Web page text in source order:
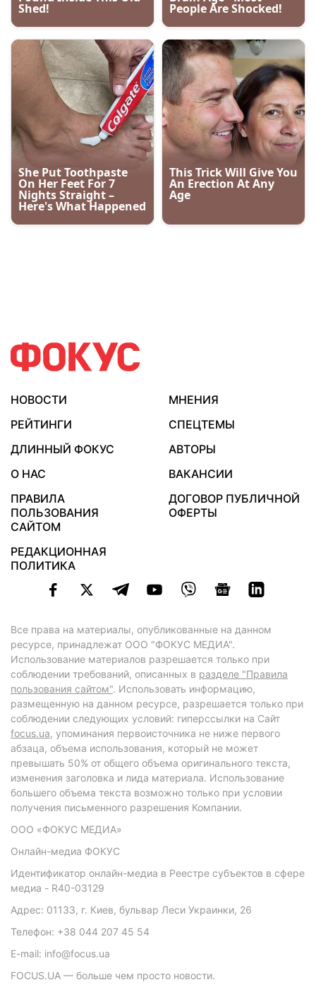
НОВОСТИ
МНЕНИЯ
РЕЙТИНГИ
СПЕЦТЕМЫ
ДЛИННЫЙ ФОКУС
АВТОРЫ
О НАС
ВАКАНСИИ
ПРАВИЛА
ПОЛЬЗОВАНИЯ
САЙТОМ
ДОГОВОР ПУБЛИЧНОЙ
ОФЕРТЫ
РЕДАКЦИОННАЯ
ПОЛИТИКА
Все права на материалы, опубликованные на данном
ресурсе, принадлежат ООО "ФОКУС МЕДИА".
Использование материалов разрешается только при
соблюдении требований, описанных в разделе "Правила
пользования сайтом". Использовать информацию,
размещенную на данном ресурсе, разрешается только при
соблюдении следующих условий: гиперссылки на Сайт
focus.ua, упоминания первоисточника не ниже первого
абзаца, объема использования, который не может
превышать 50% от общего объема оригинального текста,
изменения заголовка и лида материала. Использование
большего объема текста возможно только при условии
получения письменного разрешения Компании.
ООО «ФОКУС МЕДИА»
Онлайн-медиа ФОКУС
Идентификатор онлайн-медиа в Реестре субъектов в сфере
медиа - R40-03129
Адрес: 01133, г. Киев, бульвар Леси Украинки, 26
Телефон: +38 044 207 45 54
E-mail: info@focus.ua
FOCUS.UA — больше чем просто новости.